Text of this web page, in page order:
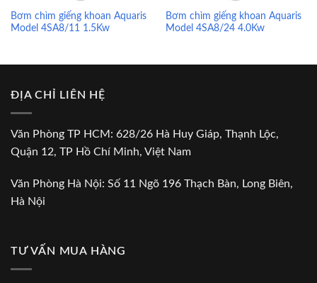
Bơm chìm giếng khoan Aquaris
Model 4SA8/11 1.5Kw
Bơm chìm giếng khoan Aquaris
Model 4SA8/24 4.0Kw
ĐỊA CHỈ LIÊN HỆ
Văn Phòng TP HCM: 628/26 Hà Huy Giáp, Thạnh Lộc,
Quận 12, TP Hồ Chí Minh, Việt Nam
Văn Phòng Hà Nội: Số 11 Ngõ 196 Thạch Bàn, Long Biên,
Hà Nội
TƯ VẤN MUA HÀNG